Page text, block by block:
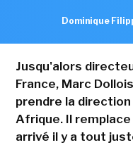
Dominique
Jusqu'alors
France, Marc
prendre la
Afrique. Il
arrivé il y a tout